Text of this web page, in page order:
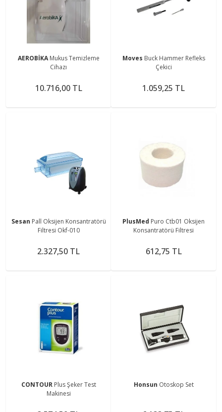
AEROBİKAMukus Temizleme
Cihazı
10.716,00 TL
Moves Buck Hammer Refleks
Çekici
1.059,25 TL
Sesan Pall Oksijen Konsantratörü
Filtresi Okf-010
2.327,50 TL
PlusMed Puro Ctb01 Oksijen
Konsantratörü Filtresi
612,75 TL
CONTOUR Plus Şeker Test
Makinesi
Honsun Otoskop Set